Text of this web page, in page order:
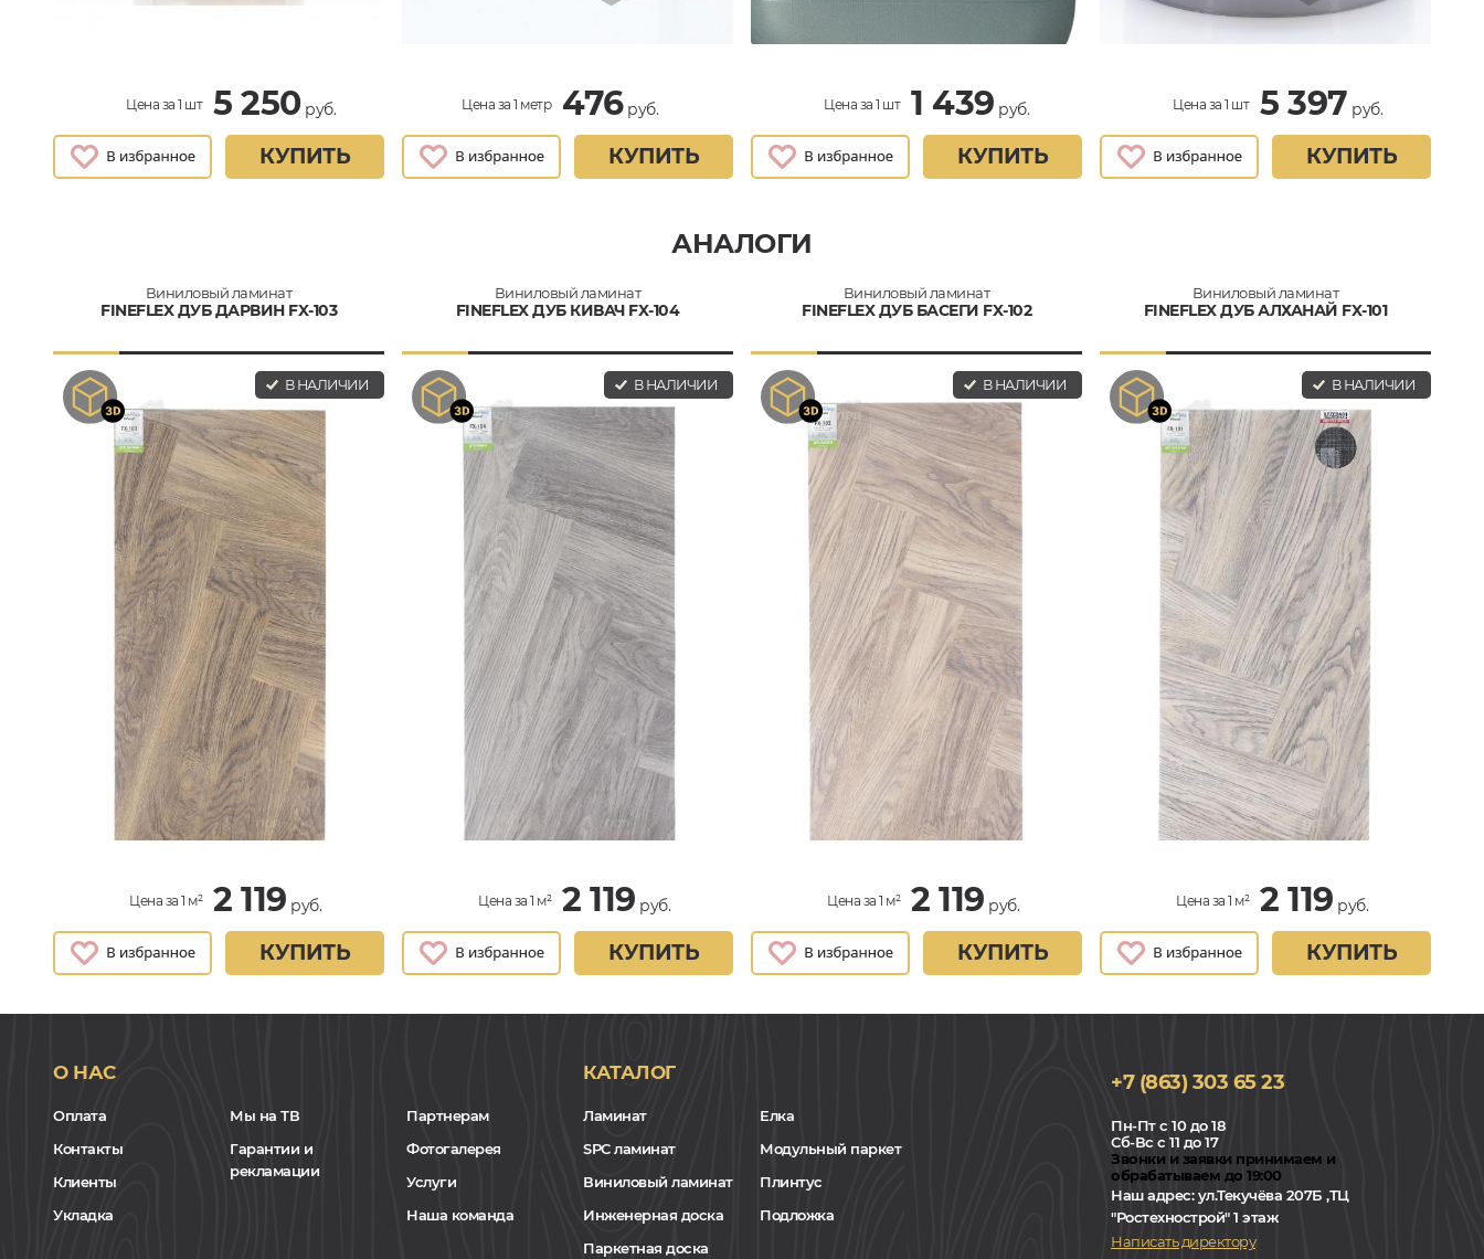
Цена за 1 шт 5 250руб.
КУПИТЬ
Цена за 1 метр 476руб.
КУПИТЬ
Цена за 1 шт 1 439 руб.
КУПИТЬ
Цена за 1 шт 5 397 руб.
КУПИТЬ
АНАЛОГИ
Виниловый ламинат
FINEFLEX ДУБ ДАРВИН FX-103
В НАЛИЧИИ
Цена за 1 м² 2 119 руб.
КУПИТЬ
Виниловый ламинат
FINEFLEX ДУБ КИВАЧ FX-104
В НАЛИЧИИ
Цена за 1 м² 2 119 руб.
КУПИТЬ
Виниловый ламинат
FINEFLEX ДУБ БАСЕГИ FX-102
В НАЛИЧИИ
Цена за 1 м² 2 119 руб.
КУПИТЬ
Виниловый ламинат
FINEFLEX ДУБ АЛХАНАЙ FX-101
В НАЛИЧИИ
Цена за 1 м² 2 119 руб.
КУПИТЬ
О НАС
Оплата
Контакты
Клиенты
Укладка
Мы на ТВ
Гарантии и
рекламации
Партнерам
Фотогалерея
Услуги
Наша команда
КАТАЛОГ
Ламинат
SPC ламинат
Виниловый ламинат
Инженерная доска
Паркетная доска
Елка
Модульный паркет
Плинтус
Подложка
+7 (863) 303 65 23
Пн-Пт с 10 до 18
Сб-Вс с 11 до 17
Звонки и заявки принимаем и
обрабатываем до 19:00
Наш адрес:ул.Текучёва 207Б ,ТЦ
"Ростехнострой" 1 этаж
Написать директору